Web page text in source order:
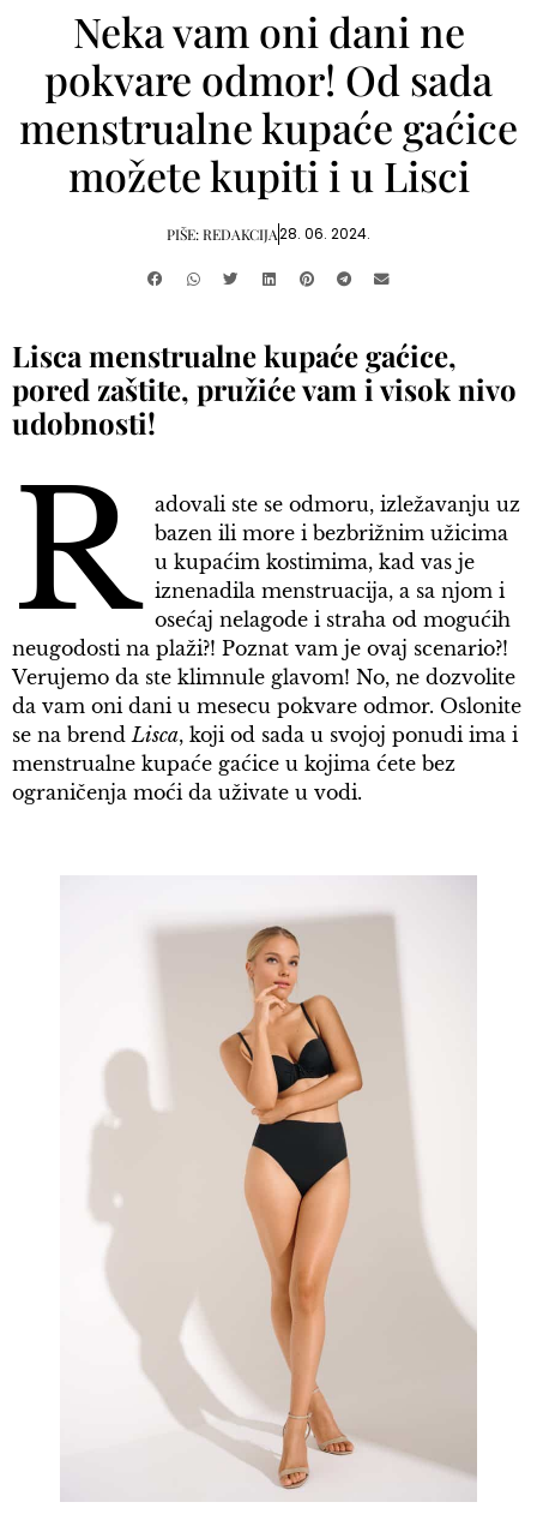
Neka vam oni dani ne
pokvare odmor! Od sada
menstrualne kupaće gaćice
možete kupiti i u Lisci
PIŠE:REDAKCIJA28. 06. 2024.
Lisca menstrualne kupaće gaćice,
pored zaštite, pružiće vam i visok nivo
udobnosti!
R
adovali ste se odmoru, izležavanju uz
bazen ili more i bezbrižnim užicima
u kupaćim kostimima, kad vas je
iznenadila menstruacija, a sa njom i
osećaj nelagode i straha od mogućih
neugodosti na plaži?! Poznat vam je ovaj scenario?!
Verujemo da ste klimnule glavom! No, ne dozvolite
da vam oni dani u mesecu pokvare odmor. Oslonite
se na brendLisca, koji od sada u svojoj ponudi ima i
menstrualne kupaće gaćice u kojima ćete bez
ograničenja moći da uživate u vodi.